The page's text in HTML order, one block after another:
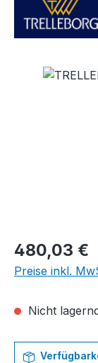
Bildergalerie
Regulärer Preis:
480,03 €
Preise inkl.
Nicht